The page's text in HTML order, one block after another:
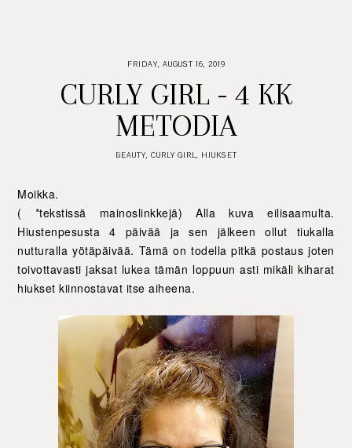
FRIDAY, AUGUST 16, 2019
CURLY GIRL - 4 KK
METODIA
BEAUTY, CURLY GIRL, HIUKSET
Moikka.
( *tekstissä mainoslinkkejä) Alla kuva eilisaamulta.
Hiustenpesusta 4 päivää ja sen jälkeen ollut tiukalla
nutturalla yötäpäivää. Tämä on todella pitkä postaus joten
toivottavasti jaksat lukea tämän loppuun asti mikäli kiharat
hiukset kiinnostavat itse aiheena.